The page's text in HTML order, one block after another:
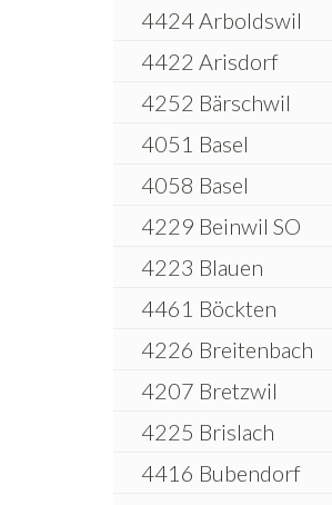
4424 Arboldswil
4422 Arisdorf
4252 Bärschwil
4051 Basel
4058 Basel
4229 Beinwil SO
4223 Blauen
4461 Böckten
4226 Breitenbach
4207 Bretzwil
4225 Brislach
4416 Bubendorf